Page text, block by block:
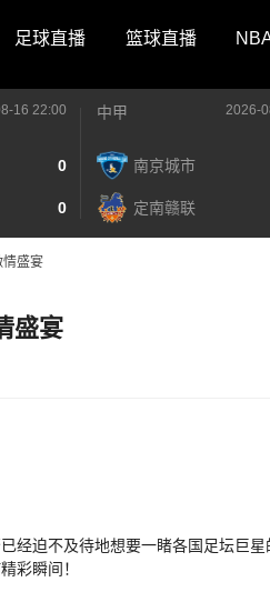
足球直播 篮球直播
16 22:00
0
0
中甲 2026-
南京城市
定南赣联
情盛宴
盛宴
经迫不及待地想要一睹各国足坛巨
彩瞬间！